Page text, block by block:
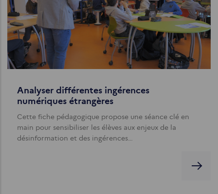
Analyser différentes ingérences
numériques étrangères
Cette fiche pédagogique propose une séance clé en
main pour sensibiliser les élèves aux enjeux de la
désinformation et des ingérences…